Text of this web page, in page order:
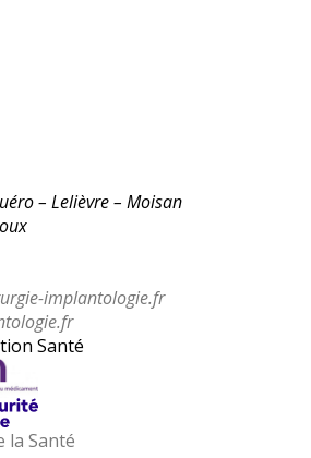
– Lelièvre – Moisan
implantologie.fr
Santé